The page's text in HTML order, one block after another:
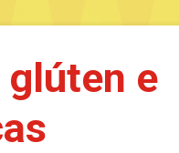
glúten e